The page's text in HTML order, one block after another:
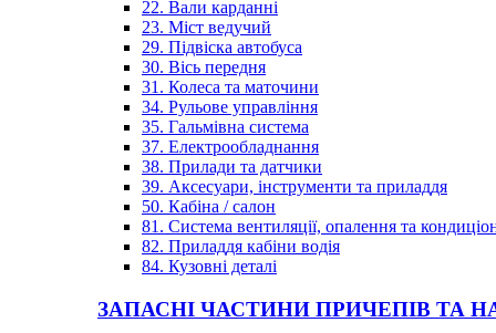
22. Вали карданні
23. Міст ведучий
29. Підвіска автобуса
30. Вісь передня
31. Колеса та маточини
34. Рульове управління
35. Гальмівна система
37. Електрообладнання
38. Прилади та датчики
39. Аксесуари, інструменти та приладдя
50. Кабіна / салон
81. Система вентиляції, опалення та
82. Приладдя кабіни водія
84. Кузовні деталі
ЗАПАСНІ ЧАСТИНИ ПРИЧЕПІВ ТА